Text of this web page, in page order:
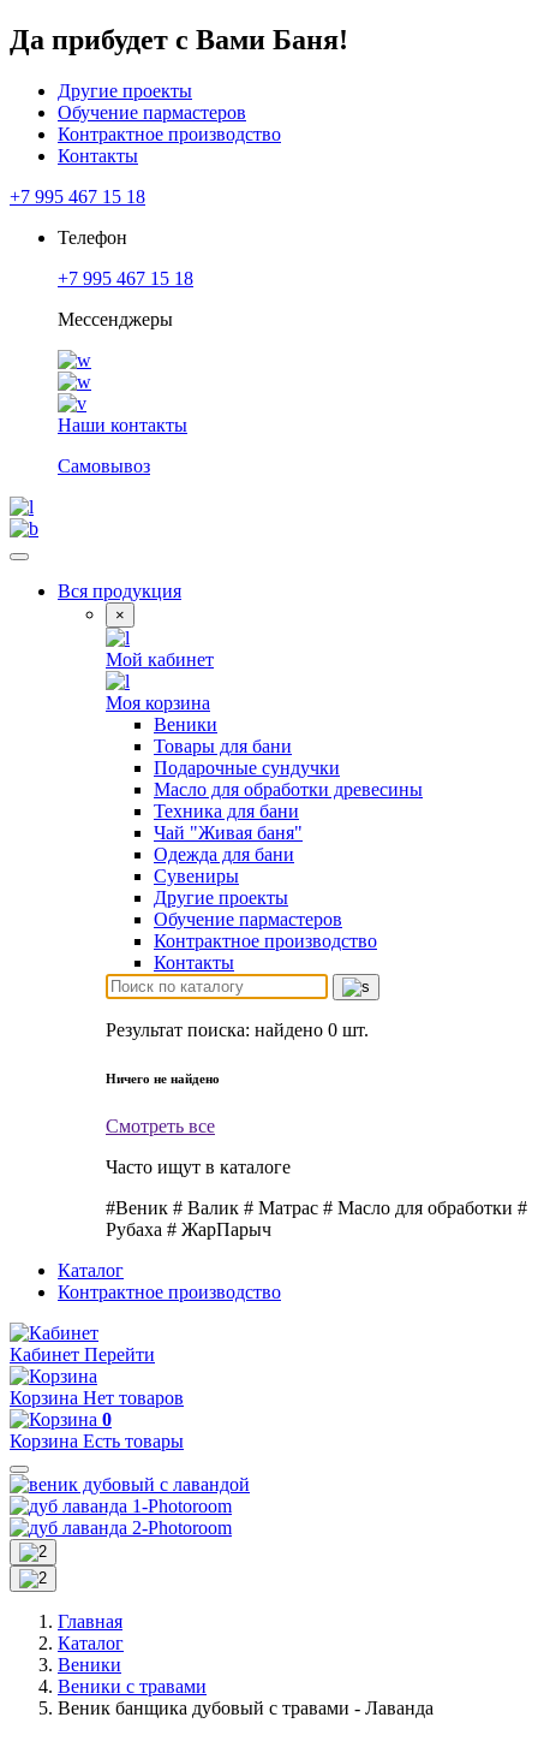
Да прибудет с Вами Баня!
Другие проекты
Обучение пармастеров
Контрактное производство
Контакты
+7 995 467 15 18
Телефон
+7 995 467 15 18
Мессенджеры
Наши контакты
Самовывоз
Вся продукция
×
Мой кабинет
Моя корзина
Веники
Товары для бани
Подарочные сундучки
Масло для обработки древесины
Техника для бани
Чай "Живая баня"
Одежда для бани
Сувениры
Другие проекты
Обучение пармастеров
Контрактное производство
Контакты
Результат поиска: найдено 0 шт.
Ничего не найдено
Смотреть все
Часто ищут в каталоге
#Веник # Валик # Матрас # Масло для обработки #
Рубаха # ЖарПарыч
Каталог
Контрактное производство
Кабинет Перейти
Корзина Нет товаров
0
Корзина Есть товары
Главная
Каталог
Веники
Веники с травами
Веник банщика дубовый с травами - Лаванда